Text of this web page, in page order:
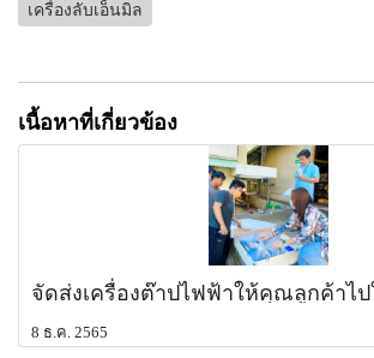
เครื่องลับเอ็นมิล
เนื้อหาที่เกี่ยวข้อง
จัดส่งเครื่องต๊าปไฟฟ้าให้คุณลูกค้าไป
8 ธ.ค. 2565